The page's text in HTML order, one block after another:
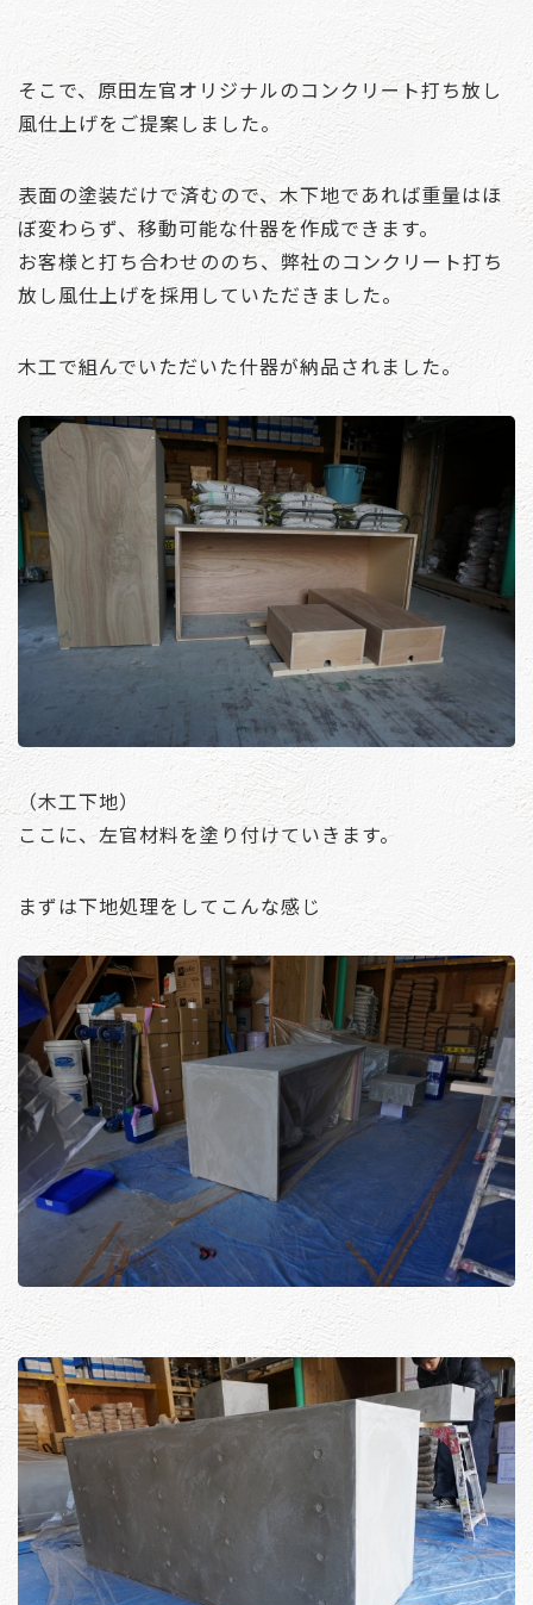
そこで、原田左官オリジナルのコンクリート打ち放し
風仕上げをご提案しました。
表面の塗装だけで済むので、木下地であれば重量はほ
ぼ変わらず、移動可能な什器を作成できます。
お客様と打ち合わせののち、弊社のコンクリート打ち
放し風仕上げを採用していただきました。
木工で組んでいただいた什器が納品されました。
（木工下地）
ここに、左官材料を塗り付けていきます。
まずは下地処理をしてこんな感じ